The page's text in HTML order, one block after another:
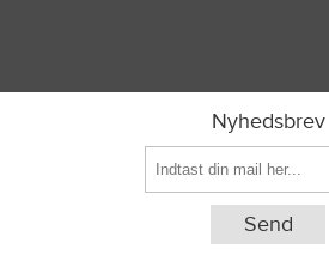
Nyhedsbrev